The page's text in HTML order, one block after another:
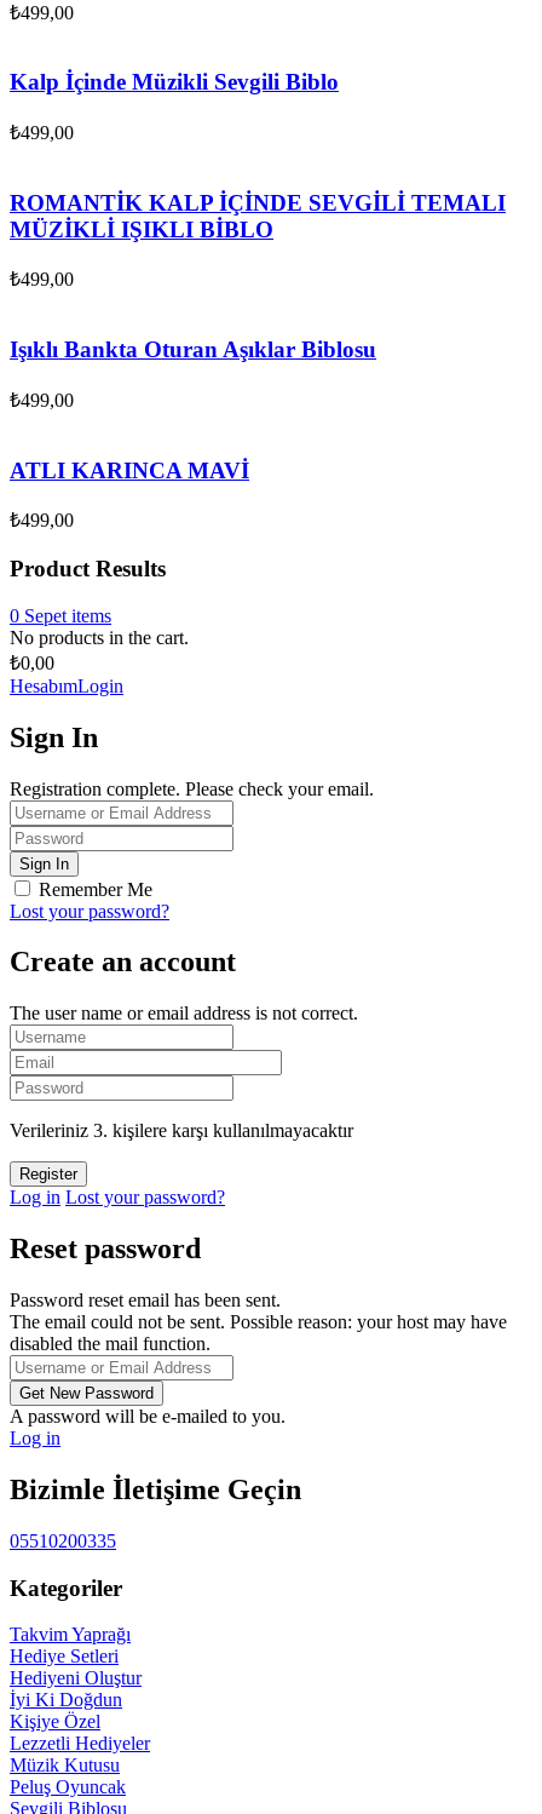
₺499,00
Kalp İçinde Müzikli Sevgili Biblo
₺499,00
ROMANTİK KALP İÇİNDE SEVGİLİ TEMALI
MÜZİKLİ IŞIKLI BİBLO
₺499,00
Işıklı Bankta Oturan Aşıklar Biblosu
₺499,00
ATLI KARINCA MAVİ
₺499,00
Product Results
0 Sepet items
No products in the cart.
₺0,00
HesabımLogin
Sign In
Registration complete. Please check your email.
Remember Me
Lost your password?
Create an account
The user name or email address is not correct.
Verileriniz 3. kişilere karşı kullanılmayacaktır
Log in Lost your password?
Reset password
Password reset email has been sent.
The email could not be sent. Possible reason: your host may have
disabled the mail function.
A password will be e-mailed to you.
Log in
Bizimle İletişime Geçin
05510200335
Kategoriler
Takvim Yaprağı
Hediye Setleri
Hediyeni Oluştur
İyi Ki Doğdun
Kişiye Özel
Lezzetli Hediyeler
Müzik Kutusu
Peluş Oyuncak
Sevgili Biblosu